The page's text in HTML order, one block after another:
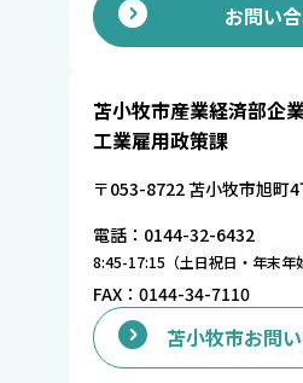
お問い
苫小牧市産業経済部企
工業雇用政策課
〒053-8722 苫小牧市旭町
電話：0144-32-6432
8:45-17:15（土日祝日・年末年
FAX：0144-34-7110
苫小牧市お問